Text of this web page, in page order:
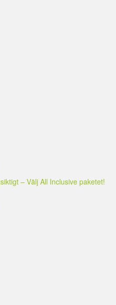
– Välj All Inclusive paketet!